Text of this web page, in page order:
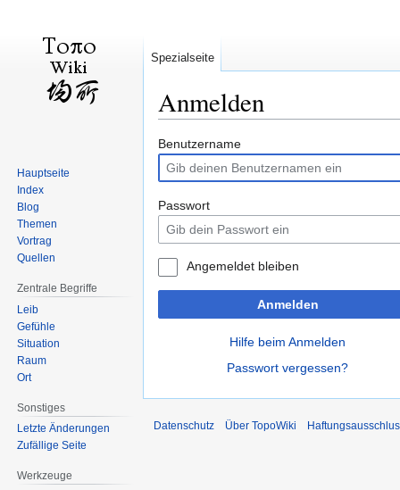
Anmelden
Zur
Navigation
springen
Zur
Suche
springen
Benutzername
Passwort
Angemeldet bleiben
Anmelden
Hilfe beim Anmelden
Passwort vergessen?
Spezialseite
Hauptseite
Index
Blog
Themen
Vortrag
Quellen
Zentrale Begriffe
Leib
Gefühle
Situation
Raum
Ort
Sonstiges
Letzte Änderungen
Zufällige Seite
Werkzeuge
Datenschutz Über TopoWiki